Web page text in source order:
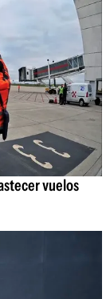
vuelos